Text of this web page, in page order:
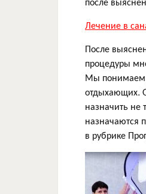
Лечение в
После
процедуры
Мы понимаем,
отдыхающих.
назначить не
назначаются
в рубрике